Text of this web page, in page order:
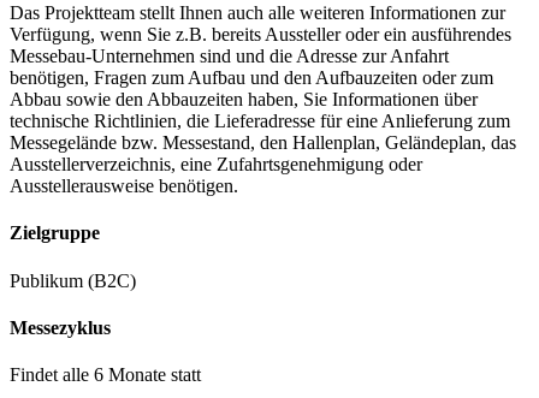
Das Projektteam stellt Ihnen auch alle weiteren Informationen zur
Verfügung, wenn Sie z.B. bereits Aussteller oder ein ausführendes
Messebau-Unternehmen sind und die Adresse zur Anfahrt
benötigen, Fragen zum Aufbau und den Aufbauzeiten oder zum
Abbau sowie den Abbauzeiten haben, Sie Informationen über
technische Richtlinien, die Lieferadresse für eine Anlieferung zum
Messegelände bzw. Messestand, den Hallenplan, Geländeplan, das
Ausstellerverzeichnis, eine Zufahrtsgenehmigung oder
Ausstellerausweise benötigen.
Zielgruppe
Publikum (B2C)
Messezyklus
Findet alle 6 Monate statt